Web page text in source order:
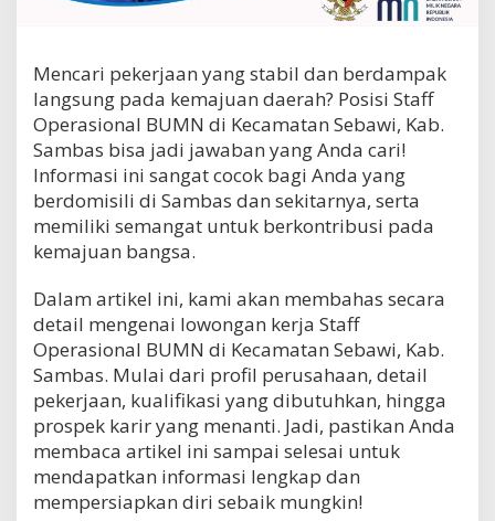
n
a
l
B
U
M
N
d
i
K
c
a
m
a
t
a
n
S
e
b
a
w
Mencari pekerjaan yang stabil dan berdampak
langsung pada kemajuan daerah? Posisi Staff
Operasional BUMN di Kecamatan Sebawi, Kab.
Sambas bisa jadi jawaban yang Anda cari!
Informasi ini sangat cocok bagi Anda yang
berdomisili di Sambas dan sekitarnya, serta
memiliki semangat untuk berkontribusi pada
kemajuan bangsa.
Dalam artikel ini, kami akan membahas secara
detail mengenai lowongan kerja Staff
Operasional BUMN di Kecamatan Sebawi, Kab.
Sambas. Mulai dari profil perusahaan, detail
pekerjaan, kualifikasi yang dibutuhkan, hingga
prospek karir yang menanti. Jadi, pastikan Anda
membaca artikel ini sampai selesai untuk
mendapatkan informasi lengkap dan
mempersiapkan diri sebaik mungkin!